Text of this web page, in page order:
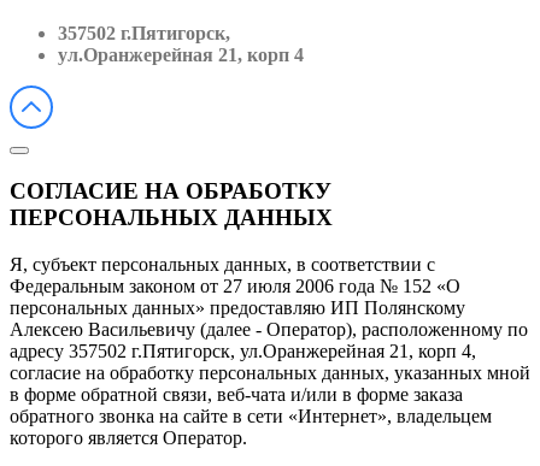
357502 г.Пятигорск,
ул.Оранжерейная 21, корп 4
СОГЛАСИЕ НА ОБРАБОТКУ
ПЕРСОНАЛЬНЫХ ДАННЫХ
Я, субъект персональных данных, в соответствии с
Федеральным законом от 27 июля 2006 года № 152 «О
персональных данных» предоставляю ИП Полянскому
Алексею Васильевичу (далее - Оператор), расположенному по
адресу 357502 г.Пятигорск, ул.Оранжерейная 21, корп 4,
согласие на обработку персональных данных, указанных мной
в форме обратной связи, веб-чата и/или в форме заказа
обратного звонка на сайте в сети «Интернет», владельцем
которого является Оператор.